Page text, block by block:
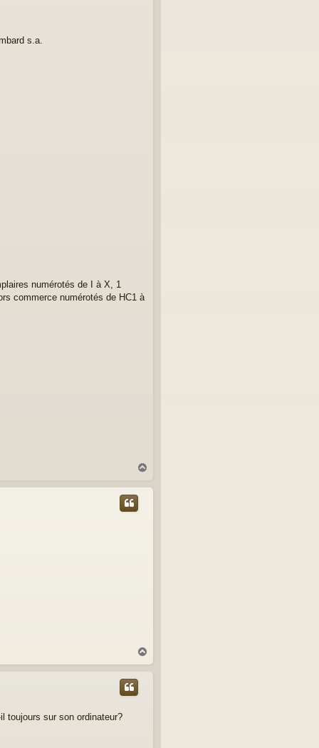
s.a.
numérotés de I à X, 1
commerce numérotés de HC1 à
u
a
u
toujours sur son ordinateur?